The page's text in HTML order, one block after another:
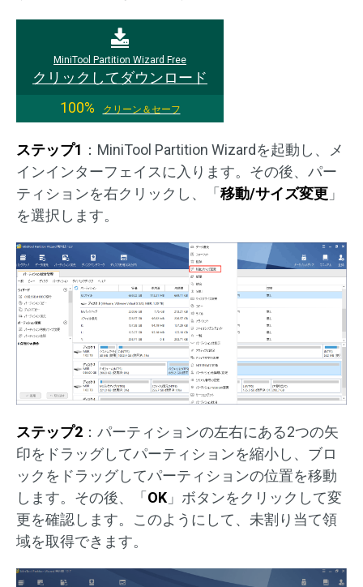
MiniTool Partition Wizard Free
クリックしてダウンロード
100%
クリーン＆セーフ
ステップ1 ：MiniTool Partition Wizardを起動し、メ
インインターフェイスに入ります。その後、パー
ティションを右クリックし、「 移動/サイズ変更 」
を選択します。
ステップ2 ：パーティションの左右にある2つの矢
印をドラッグしてパーティションを縮小し、ブロ
ックをドラッグしてパーティションの位置を移動
します。その後、「 OK 」ボタンをクリックして変
更を確認します。このようにして、未割り当て領
域を取得できます。